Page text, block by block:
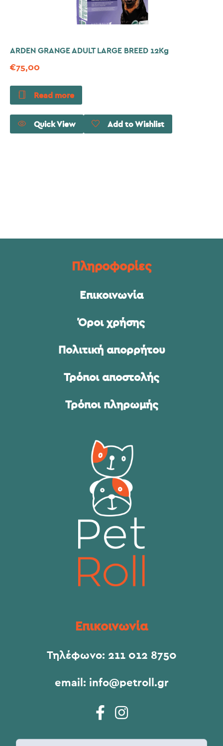
ARDEN GRANGE ADULT LARGE BREED 12Kg
€75,00
Read more
Quick View Add to Wishlist
Πληροφορίες
Επικοινωνία
Όροι χρήσης
Πολιτική απορρήτου
Τρόποι αποστολής
Τρόποι πληρωμής
Επικοινωνία
Τηλέφωνο: 211 012 8750
email: info@petroll.gr